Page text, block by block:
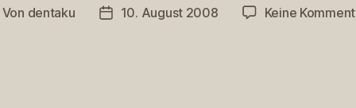
Von dentaku Veröffentlichungsdatum
10. August 2008 Keine